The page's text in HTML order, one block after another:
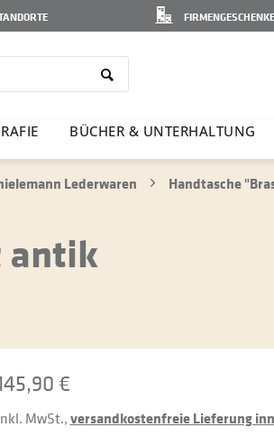
FIRMENGESCHENKE
BÜCHER & UNTER­HAL­TUNG
Lederwaren Handtasche
antik
€
MwSt.,versandkostenfreie Lieferung